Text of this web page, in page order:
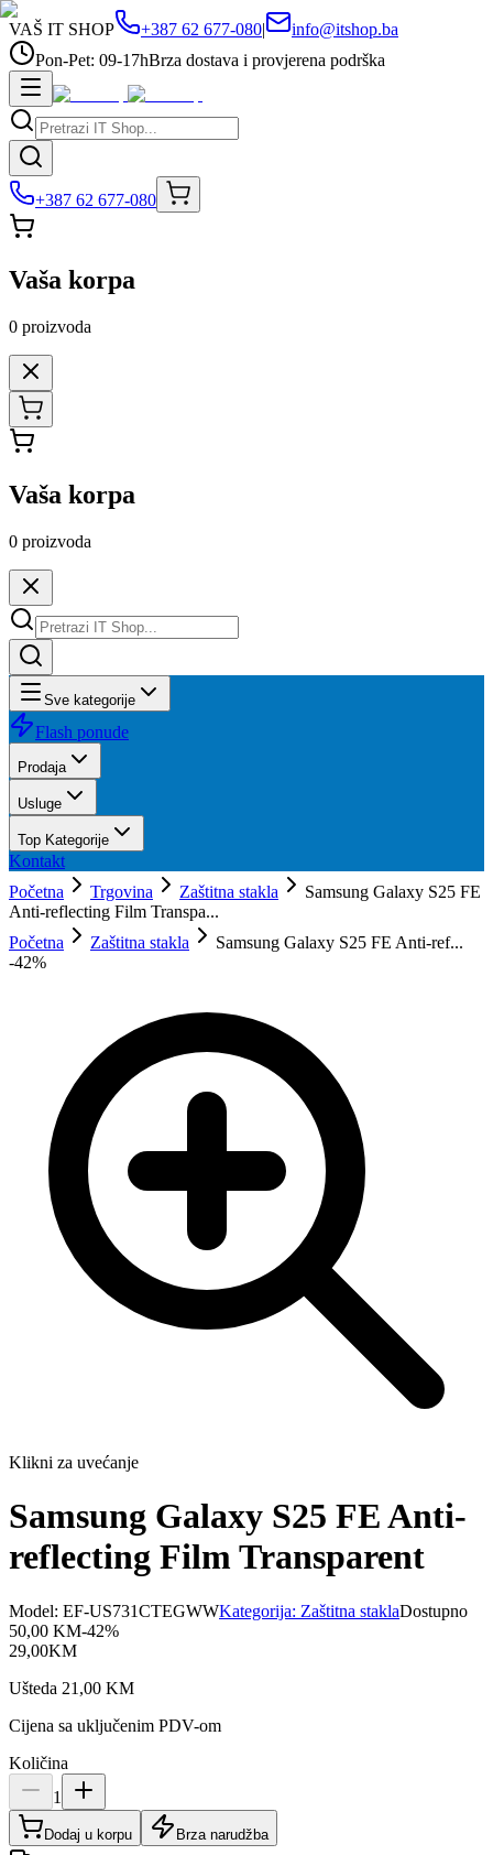
VAŠ IT SHOP +387 62 677-080|
info@itshop.ba
Pon-Pet: 09-17hBrza dostava i provjerena podrška
+387 62 677-080
Vaša korpa
0 proizvoda
Vaša korpa
0 proizvoda
Sve kategorije
Flash ponude
Prodaja
Usluge
Top Kategorije
Kontakt
Početna
Trgovina Zaštitna stakla
Samsung Galaxy S25 FE
Anti-reflecting Film Transpa...
Početna
Zaštitna stakla
Samsung Galaxy S25 FE Anti-ref...
-42%
Klikni za uvećanje
Samsung Galaxy S25 FE Anti-
reflecting Film Transparent
Model: EF-US731CTEGWWKategorija: Zaštitna staklaDostupno
50,00 KM-42%
29,00KM
Ušteda 21,00 KM
Cijena sa uključenim PDV-om
Količina
1
Dodaj u korpu Brza narudžba